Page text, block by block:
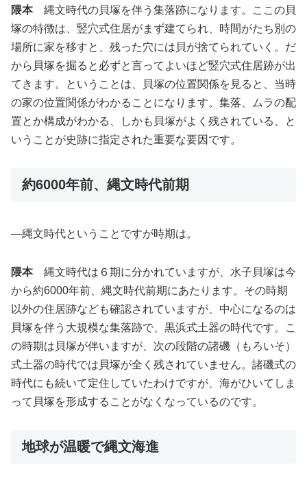
隈本縄文時代の貝塚を伴う集落跡になります。ここの貝
塚の特徴は、竪穴式住居がまず建てられ、時間がたち別の
場所に家を移すと、残った穴には貝が捨てられていく。だ
から貝塚を掘ると必ずと言ってよいほど竪穴式住居跡が出
てきます。ということは、貝塚の位置関係を見ると、当時
の家の位置関係がわかることになります。集落、ムラの配
置とか構成がわかる、しかも貝塚がよく残されている、と
いうことが史跡に指定された重要な要因です。
約6000年前、縄文時代前期
―縄文時代ということですが時期は。
隈本縄文時代は６期に分かれていますが、水子貝塚は今
から約6000年前、縄文時代前期にあたります。その時期
以外の住居跡なども確認されていますが、中心になるのは
貝塚を伴う大規模な集落跡で、黒浜式土器の時代です。こ
の時期は貝塚が伴いますが、次の段階の諸磯（もろいそ）
式土器の時代では貝塚が全く残されていません。諸磯式の
時代にも続いて定住していたわけですが、海がひいてしま
って貝塚を形成することがなくなっているのです。
地球が温暖で縄文海進